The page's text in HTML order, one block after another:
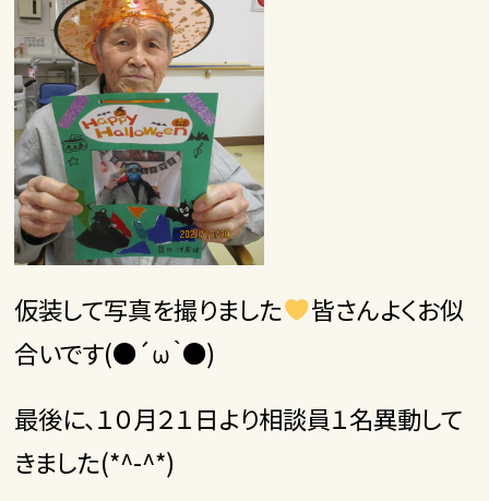
仮装して写真を撮りました
皆さんよくお似
合いです(●´ω｀●)
最後に、１０月２１日より相談員１名異動して
きました(*^-^*)